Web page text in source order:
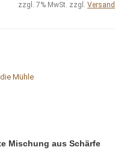
zzgl. 7% MwSt. zzgl. Versand
Mischung aus Schärfe